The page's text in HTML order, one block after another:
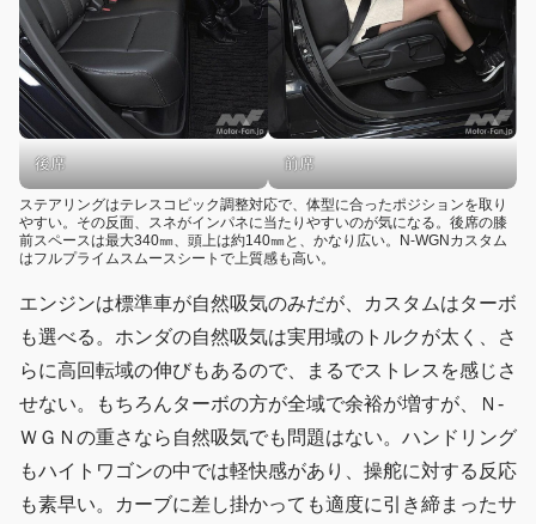
後席 前席
ステアリングはテレスコピック調整対応で、体型に合ったポジションを取り
やすい。その反面、スネがインパネに当たりやすいのが気になる。後席の膝
前スペースは最大340㎜、頭上は約140㎜と、かなり広い。N-WGNカスタム
はフルプライムスムースシートで上質感も高い。
エンジンは標準車が自然吸気のみだが、カスタムはターボ
も選べる。ホンダの自然吸気は実用域のトルクが太く、さ
らに高回転域の伸びもあるので、まるでストレスを感じさ
せない。もちろんターボの方が全域で余裕が増すが、Ｎ-
ＷＧＮの重さなら自然吸気でも問題はない。ハンドリング
もハイトワゴンの中では軽快感があり、操舵に対する反応
も素早い。カーブに差し掛かっても適度に引き締まったサ